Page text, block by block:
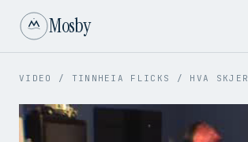
Mosby
VIDEO / TINNHEIA FLICKS / HVA SKJER